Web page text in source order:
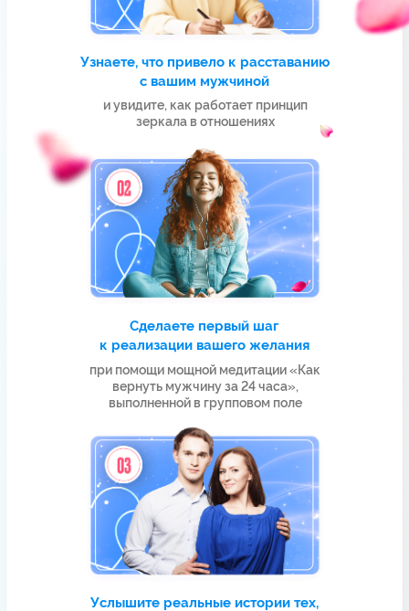
Я С ВАМИ!
МЕТОДИКА, КОТОРУЮ ВЫ
ПОЛУЧИТЕ,УНИКАЛЬНА
В ее основе лежат20-летние
исследования и наработки Елизаветы
Волковой, передовые методы работы
с подсознанием и управления
реальностью при помощи силы мысли
Вернуть мужчину и начать все заново…
Выйти замуж за любимого человека…
и стать счастливой…
Посмотрите 2-минутное видео
и узнайте, что сделать, чтобы мужчина
САМ захотел быть с вами
“
Все это стало возможным
благодаря методу, которым
мастер-классе «Как вернуть
любимого мужчину за 35 дней»